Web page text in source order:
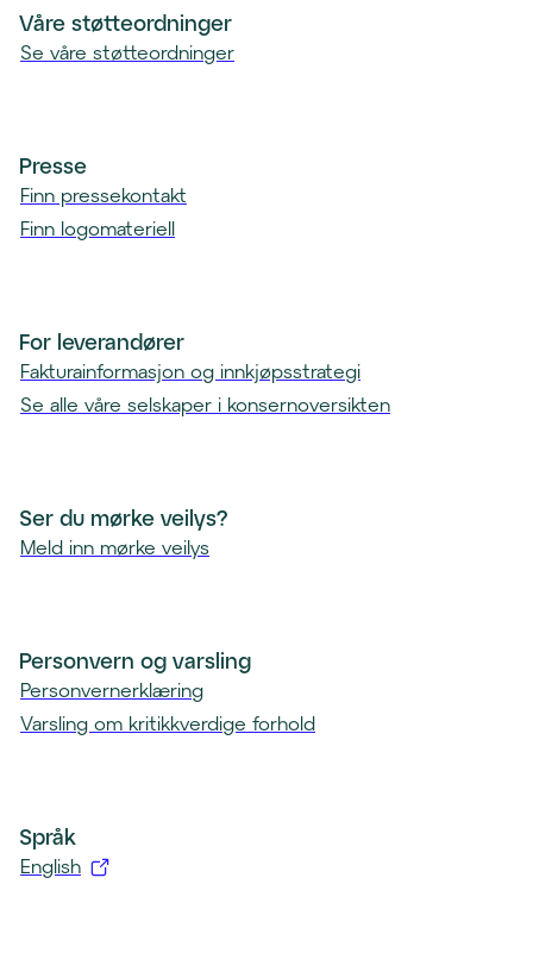
t
)
Våre støtteordninger
Se våre støtteordninger
Presse
Finn pressekontakt
Finn logomateriell
For leverandører
Fakturainformasjon og innkjøpsstrategi
Se alle våre selskaper i konsernoversikten
Ser du mørke veilys?
Meld inn mørke veilys
Personvern og varsling
Personvernerklæring
Varsling om kritikkverdige forhold
Språk
English